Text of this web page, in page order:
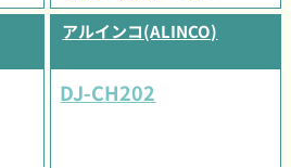
アルインコ(ALINCO)
DJ-CH202